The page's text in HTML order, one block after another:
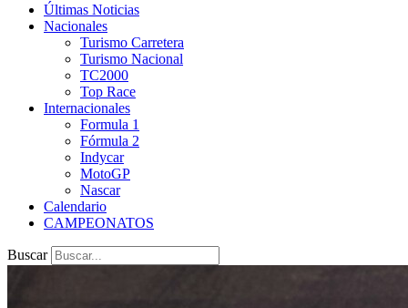
Últimas Noticias
Nacionales
Turismo Carretera
Turismo Nacional
TC2000
Top Race
Internacionales
Formula 1
Fórmula 2
Indycar
MotoGP
Nascar
Calendario
CAMPEONATOS
Buscar